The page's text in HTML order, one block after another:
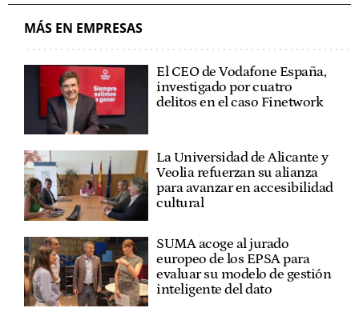
SECTOR AGROALIMENTARIO
MÁS EN EMPRESAS
El CEO de Vodafone España,
investigado por cuatro
delitos en el caso Finetwork
La Universidad de Alicante y
Veolia refuerzan su alianza
para avanzar en accesibilidad
cultural
SUMA acoge al jurado
europeo de los EPSA para
evaluar su modelo de gestión
inteligente del dato